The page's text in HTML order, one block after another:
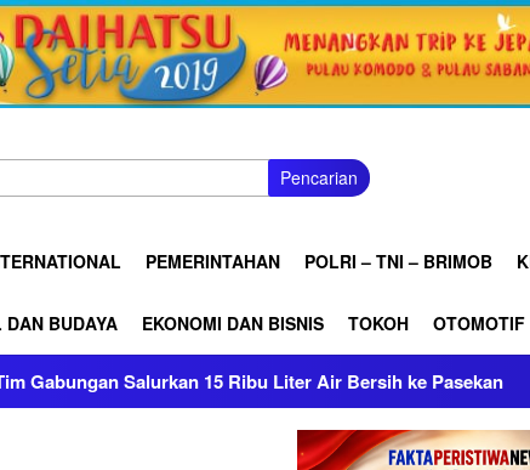
Pencarian
PEMERINTAHAN POLRI – TNI – BRIMOB
DAN BUDAYA EKONOMI DAN BISNIS TOKOH OTOMOTIF
Ribu Liter Air Bersih ke Pasekan Patroli Malam